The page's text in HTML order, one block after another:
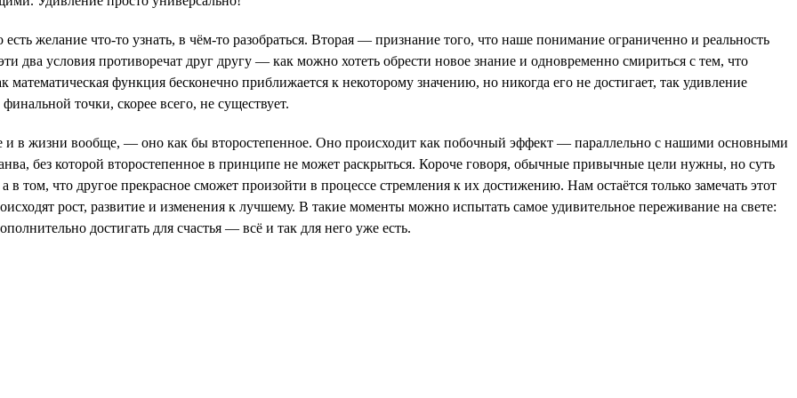
желание что-то узнать, в чём-то разобраться. Вторая — признание того, что наше понимание ограниченно и реальность
два условия противоречат друг другу — как можно хотеть обрести новое знание и одновременно смириться с тем, что
функция бесконечно приближается к некоторому значению, но никогда его не достигает, так удивление
точки, скорее всего, не существует.
и в жизни вообще, — оно как бы второстепенное. Оно происходит как побочный эффект — параллельно с нашими основными
без которой второстепенное в принципе не может раскрыться. Короче говоря, обычные привычные цели нужны, но суть
том, что другое прекрасное сможет произойти в процессе стремления к их достижению. Нам остаётся только замечать этот
рост, развитие и изменения к лучшему. В такие моменты можно испытать самое удивительное переживание на свете:
достигать для счастья — всё и так для него уже есть.